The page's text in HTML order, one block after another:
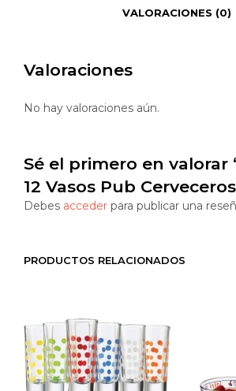
VALORACIONES (0)
Valoraciones
No hay valoraciones aún.
Sé el primero en valorar
12 Vasos Pub
Debes acceder para publicar una
PRODUCTOS RELACIONADOS